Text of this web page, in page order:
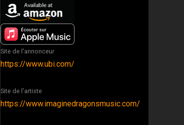
Site de l'annonceur
https://www.ubi.com/
Site de l'artiste
https://www.imaginedragonsmusic.com/